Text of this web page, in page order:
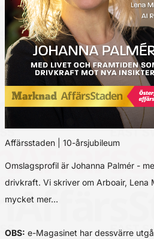
Affärsstaden | 10-årsjubileum
Omslagsprofil är Johanna Palmér -
drivkraft. Vi skriver om Arboair, Lena
mycket mer…
OBS: e-Magasinet har dessvärre